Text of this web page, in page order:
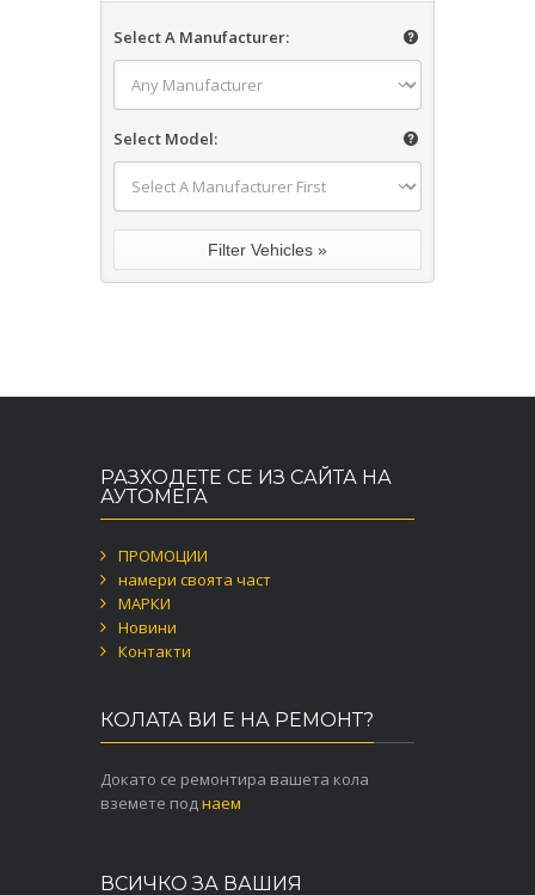
Select A Manufacturer:
Select Model:
РАЗХОДЕТЕ СЕ ИЗ САЙТА НА
АУТОМЕГА
ПРОМОЦИИ
намери своята част
МАРКИ
Новини
Контакти
КОЛАТА ВИ Е НА РЕМОНТ?
Докато се ремонтира вашета кола
вземете под наем
ВСИЧКО ЗА ВАШИЯ